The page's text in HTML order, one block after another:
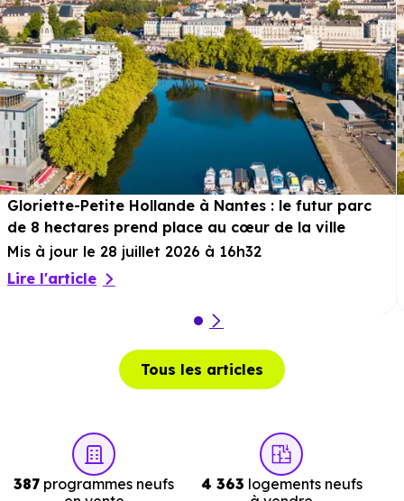
soit 5 min à pied.
Restaurant :Restaurant Bon à 1.9 km, soit 3 min en
voiture ou à 1.6 km, soit 19 min à pied.
Services :
Police :Gendarmerie - Brigade de Guérande à 2 km,
soit 4 min en voiture ou à 1.9 km, soit 23 min à pied
Poste :
La Poste la Baule
voiture ou à 6.9 km, soit 1h 23 min à pied
Bibliothèque municipale Henri
à 7.5 km, soit 9 min en voiture ou à 7.3 km,
soit 1h 28 min à pied.
Gloriette-Petite Hollande à Nantes : le futur parc
de 8 hectares prend place au cœur de la ville
Mis à jour le 28 juillet 2026 à 16h32
Lire l'article
Tous les articles
387 programmes neufs
4 363 logements neufs